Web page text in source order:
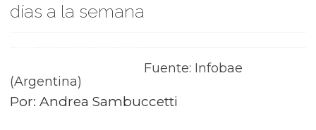
días a la semana
Fuente: Infobae
(Argentina)
Por: Andrea Sambuccetti